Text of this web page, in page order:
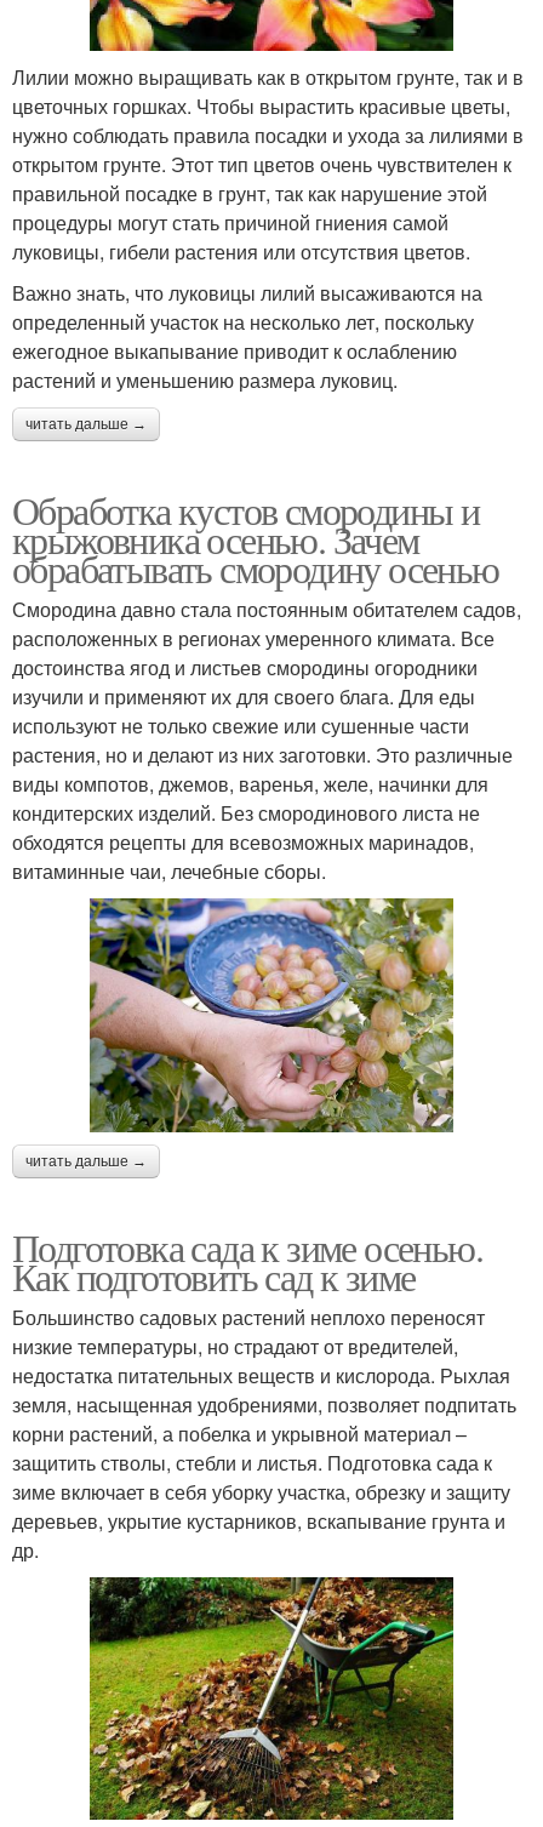
Лилии можно выращивать как в открытом грунте, так и в
цветочных горшках. Чтобы вырастить красивые цветы,
нужно соблюдать правила посадки и ухода за лилиями в
открытом грунте. Этот тип цветов очень чувствителен к
правильной посадке в грунт, так как нарушение этой
процедуры могут стать причиной гниения самой
луковицы, гибели растения или отсутствия цветов.
Важно знать, что луковицы лилий высаживаются на
определенный участок на несколько лет, поскольку
ежегодное выкапывание приводит к ослаблению
растений и уменьшению размера луковиц.
читать дальше →
Обработка кустов смородины и
крыжовника осенью. Зачем
обрабатывать смородину осенью
Смородина давно стала постоянным обитателем садов,
расположенных в регионах умеренного климата. Все
достоинства ягод и листьев смородины огородники
изучили и применяют их для своего блага. Для еды
используют не только свежие или сушенные части
растения, но и делают из них заготовки. Это различные
виды компотов, джемов, варенья, желе, начинки для
кондитерских изделий. Без смородинового листа не
обходятся рецепты для всевозможных маринадов,
витаминные чаи, лечебные сборы.
читать дальше →
Подготовка сада к зиме осенью.
Как подготовить сад к зиме
Большинство садовых растений неплохо переносят
низкие температуры, но страдают от вредителей,
недостатка питательных веществ и кислорода. Рыхлая
земля, насыщенная удобрениями, позволяет подпитать
корни растений, а побелка и укрывной материал –
защитить стволы, стебли и листья. Подготовка сада к
зиме включает в себя уборку участка, обрезку и защиту
деревьев, укрытие кустарников, вскапывание грунта и
др.